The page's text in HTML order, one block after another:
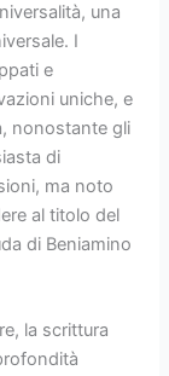
una
I
e
uniche, e
nonostante gli
di
ma noto
al titolo del
di Beniamino
la scrittura